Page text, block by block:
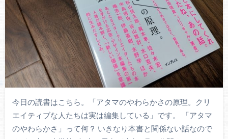
今日の読書はこちら。「アタマのやわらかさの原理。クリ
エイティブな人たちは実は編集している」です。 「アタマ
のやわらかさ」って何？ いきなり本書と関係ない話なので